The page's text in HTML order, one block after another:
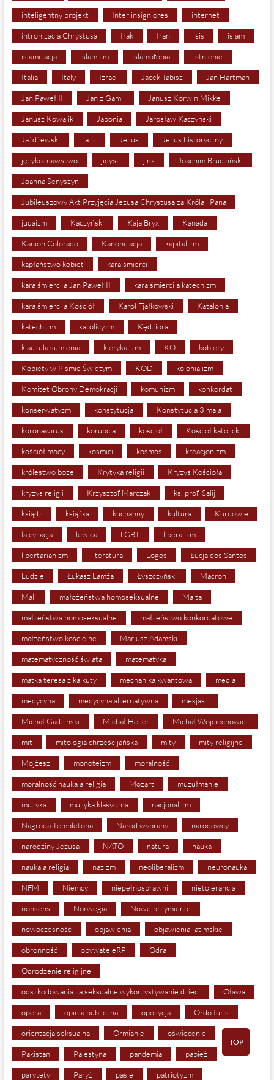
inteligentny projekt Inter insigniores internet
intronizacja Chrystusa Irak Iran isis islam
islamizacja islamizm islamofobia istnienie
Italia Italy Izrael Jacek Tabisz Jan Hartman
Jan Paweł II Jan z Gamli Janusz Korwin Mikke
Janusz Kowalik Japonia Jarosław Kaczyński
Jażdżewski jazz Jezus Jezus historyczny
językoznawstwo jidysz jinx Joachim Brudziński
Joanna Senyszyn
Jubileuszowy Akt Przyjęcia Jezusa Chrystusa za Króla i Pana
judaizm Kaczyński Kaja Bryx Kanada
Kanion Colorado Kanonizacja kapitalizm
kapłaństwo kobiet kara śmierci
kara śmierci a Jan Paweł II kara śmierci a katechizm
kara śmierci a Kościół Karol Fjałkowski Katalonia
katechizm katolicyzm Kędziora
klauzula sumienia klerykalizm KO kobiety
Kobiety w Piśmie Świętym KOD kolonializm
Komitet Obrony Demokracji komunizm konkordat
konserwatyzm konstytucja Konstytucja 3 maja
koronawirus korupcja kościół Kościół katolicki
kościół mocy kosmici kosmos kreacjonizm
królestwo boze Krytyka religii Kryzys Kościoła
kryzys religii Krzysztof Marczak ks. prof. Salij
ksiądz książka kuchanny kultura Kurdowie
laicyzacja lewica LGBT liberalizm
libertarianizm literatura Logos Łucja dos Santos
Ludzie Łukasz Lamża Łyszczyński Macron
Mali małożeństwa homoseksualne Malta
małżeństwa homoseksualne małżeństwo konkordatowe
małżeństwo kościelne Mariusz Adamski
matematyczność świata matematyka
matka teresa z kalkuty mechanika kwantowa media
medycyna medycyna alternatywna mesjasz
Michał Gadziński Michał Heller Michał Wojciechowicz
mit mitologia chrześcijańska mity mity religijne
Mojżesz monoteizm moralność
moralność nauka a religia Mozart muzułmanie
muzyka muzyka klasyczna nacjonalizm
Nagroda Templetona Naród wybrany narodowcy
narodziny Jezusa NATO natura nauka
nauka a religia nazizm neoliberalizm neuronauka
NFM Niemcy niepełnosprawni nietolerancja
nonsens Norwegia Nowe przymierze
nowoczesność objawienia objawienia fatimskie
obronność obywateleRP Odra
Odrodzenie religijne
odszkodowania za seksualne wykorzystywanie dzieci Oława
opera opinia publiczna opozycja Ordo Iuris
orientacja seksualna Ormianie oświecenie
Pakistan Palestyna pandemia papież
parytety Paryż pasje patriotyzm
TOP